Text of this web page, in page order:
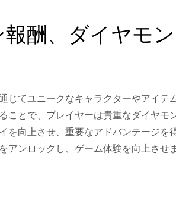
酬、ダイヤモン
じてユニークなキャラクターやアイテ
ことで、プレイヤーは貴重なダイヤモ
を向上させ、重要なアドバンテージを
アンロックし、ゲーム体験を向上させ